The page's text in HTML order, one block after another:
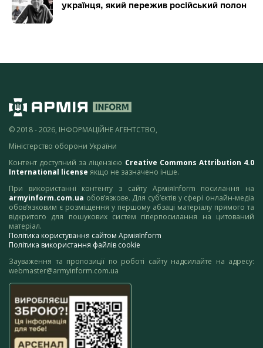
українця, який пережив російський полон
© 2018 - 2026, ІНФОРМАЦІЙНЕ АГЕНТСТВО,
Міністерство оборони України
Контент доступний за ліцензією Creative Commons Attribution 4.0
International license якщо не зазначено інше.
При використанні контенту з сайту АрміяInform посилання на
armyinform.com.ua обов’язкове. Для суб’єктів у сфері онлайн-медіа
обов’язковим є розміщення у першому абзаці матеріалу прямого та
відкритого для пошукових систем гіперпосилання на цитований
матеріал.
Політика користування сайтом АрміяInform
Політика використання файлів cookie
Зауваження та пропозиції по роботі сайту надсилайте на адресу:
webmaster@armyinform.com.ua